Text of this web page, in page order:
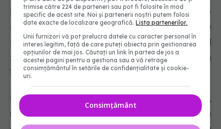
Fiecare porție de 250 de grame de fasole
neagră gătită va furniza aproximativ 600
miligrame de potasiu, sau 20% din consumul
zilnic necesar. În plus, o cană de fasole neagră
în conserve poate reduce colesterolul.
Fasolea neagră poate fi folosită în chili, supe,
salate, sosuri și chiar în negrese. Încearcă să
trimise către 224 de parteneri sau pot fi folosite în mod
specific de acest site. Noi și partenerii noștri putem folosi
date exacte de localizare geografică.Lista partenerilor.
Unii furnizori vă pot prelucra datele cu caracter personal în
interes legitim, față de care puteți obiecta prin gestionarea
opțiunilor de mai jos. Căutați un link în partea de jos a
acestei pagini pentru a gestiona sau a vă retrage
consimțământul în setările de confidențialitate și cookie-
uri.
Consimțământ